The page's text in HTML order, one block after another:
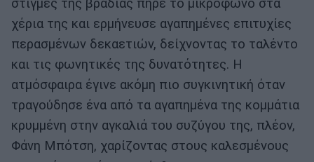
στιγμές της βραδιάς πήρε το μικρόφωνο στα
χέρια της και ερμήνευσε αγαπημένες επιτυχίες
περασμένων δεκαετιών, δείχνοντας το ταλέντο
και τις φωνητικές της δυνατότητες. Η
ατμόσφαιρα έγινε ακόμη πιο συγκινητική όταν
τραγούδησε ένα από τα αγαπημένα της κομμάτια
κρυμμένη στην αγκαλιά του συζύγου της, πλέον,
Φάνη Μπότση, χαρίζοντας στους καλεσμένους